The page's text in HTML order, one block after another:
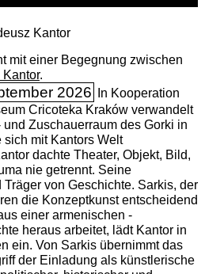
Kantor
mit einer Begegnung zwischen
Kantor.
2026
In Kooperation
Cricoteka Kraków verwandelt
Zuschauerraum des Gorki in
mit Kantors Welt
dachte Theater, Objekt, Bild,
nie getrennt. Seine
von Geschichte. Sarkis, der
die Konzeptkunst entscheidend
einer armenischen
heraus arbeitet, lädt Kantor in
ein. Von Sarkis übernimmt das
der Einladung als künstlerische